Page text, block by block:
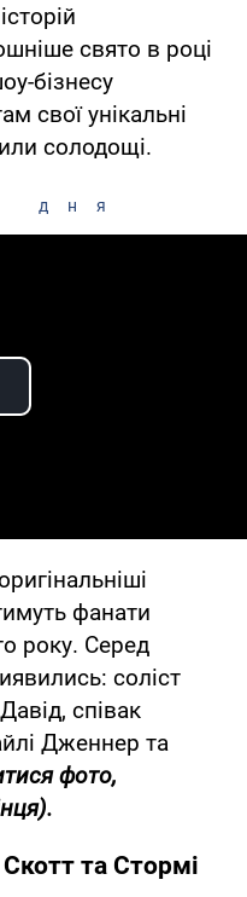
свято в році
бізнесу
свої унікальні
солодощі.
дня
Video
фанати
року. Серед
соліст
співак
Дженнер та
фото,
та Стормі